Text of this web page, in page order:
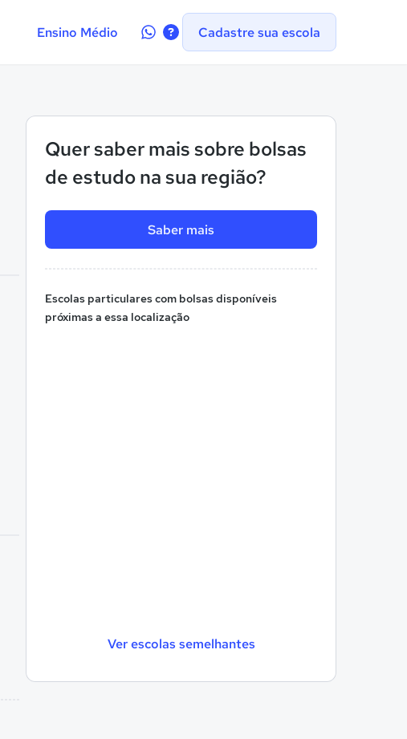
Ensino Médio
Contate-Cadastre sua escola
Quer saber mais sobre bolsas
de estudo na sua região?
Saber mais
Escolas particulares com bolsas disponíveis
próximas a essa localização
Ver escolas semelhantes